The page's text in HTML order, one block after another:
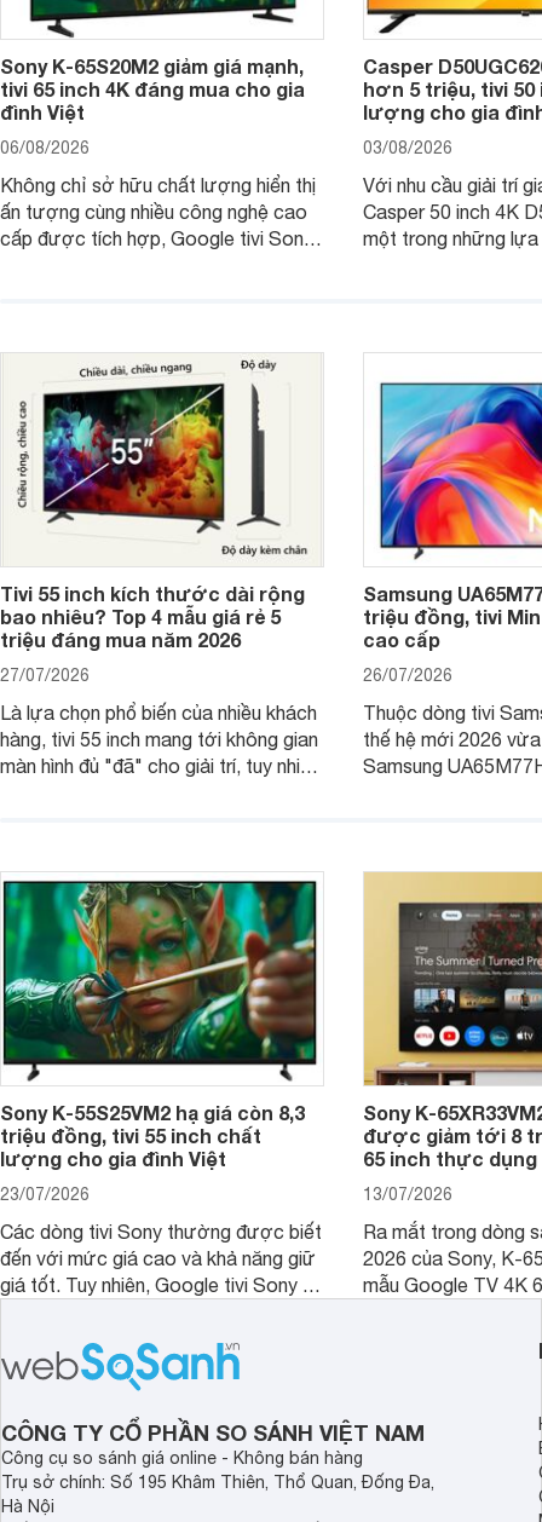
Sony K-65S20M2 giảm giá mạnh,
tivi 65 inch 4K đáng mua cho gia
đình Việt
06/08/2026
Không chỉ sở hữu chất lượng hiển thị
ấn tượng cùng nhiều công nghệ cao
cấp được tích hợp, Google tivi Sony
Casper
hơn 5 triệu, tivi 50
lượng cho gia
03/08/2026
Với nhu cầu giải trí
Casper 50 inch 4K
một trong những lựa
Tivi 55 inch kích thước dài rộng
bao nhiêu? Top 4 mẫu giá rẻ 5
triệu đáng mua năm 2026
27/07/2026
Là lựa chọn phổ biến của nhiều khách
hàng, tivi 55 inch mang tới không gian
màn hình đủ "đã" cho giải trí, tuy nhiên
dùng cho phòng bao nhiêu m2?
Samsung
triệu đồng, tivi
cao cấp
26/07/2026
Thuộc dòng tivi
thế hệ mới 2026
Samsung
Sony K-55S25VM2 hạ giá còn 8,3
triệu đồng, tivi 55 inch chất
lượng cho gia đình Việt
23/07/2026
Các dòng tivi Sony thường được biết
đến với mức giá cao và khả năng giữ
giá tốt. Tuy nhiên, Google tivi Sony 55
hợp đáng chú ý khi có mức giá dễ
tiếp cận hơn dù mới ra mắt trong năm
Sony K-
được giảm tới 8
65 inch thực
13/07/2026
Ra mắt trong dòng
2026 của Sony, K-
mẫu Google TV 4K
tảng Google TV
nghệ hỗ trợ nâng
CÔNG TY CỔ PHẦN SO SÁNH VIỆT NAM
Công cụ so sánh giá online - Không bán hàng
Trụ sở chính: Số 195 Khâm Thiên, Thổ Quan, Đống Đa,
Hà Nội